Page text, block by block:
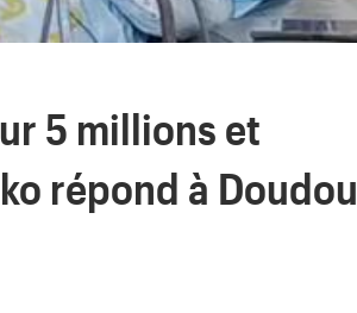
5 millions et
répond à Doudou